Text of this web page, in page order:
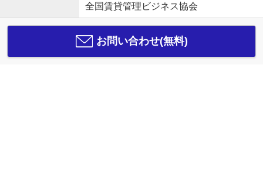
全国賃貸管理ビジネス協会
お問い合わせ(無料)